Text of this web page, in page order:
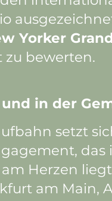
Yorker
bewerten.
in der
setzt
Herzen
am Main,